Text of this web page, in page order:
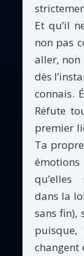
Et qu’il
non pas
aller, non
dès
connais.
Réfute
premier
Ta
qu’elles
dans la
sans fin),
changent